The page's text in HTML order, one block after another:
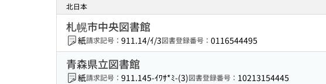
北日本
札幌市中央図書館
紙請求記号： 911.14/ｲ/3図書登録番号： 0116544495
青森県立図書館
紙請求記号： 911.145-ｲﾜｻ*ﾐ-(3)図書登録番号： 10213154445